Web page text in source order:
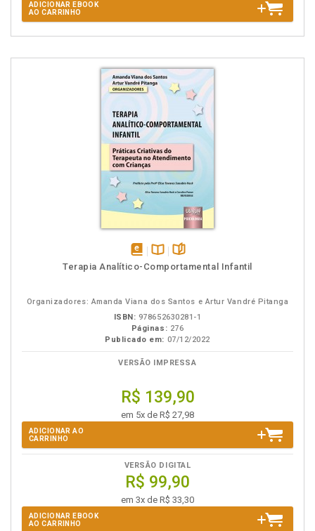
ADICIONAR EBOOK
AO CARRINHO
disponívelDisponível
páginas
Terapia Analítico-Comportamental Infantil
Organizadores: Amanda Viana dos Santos e Artur Vandré Pitanga
ISBN: 978652630281-1
Páginas: 276
Publicado em: 07/12/2022
VERSÃO IMPRESSA
R$ 139,90
em 5x de R$ 27,98
ADICIONAR AO
CARRINHO
VERSÃO DIGITAL
R$ 99,90
em 3x de R$ 33,30
ADICIONAR EBOOK
AO CARRINHO